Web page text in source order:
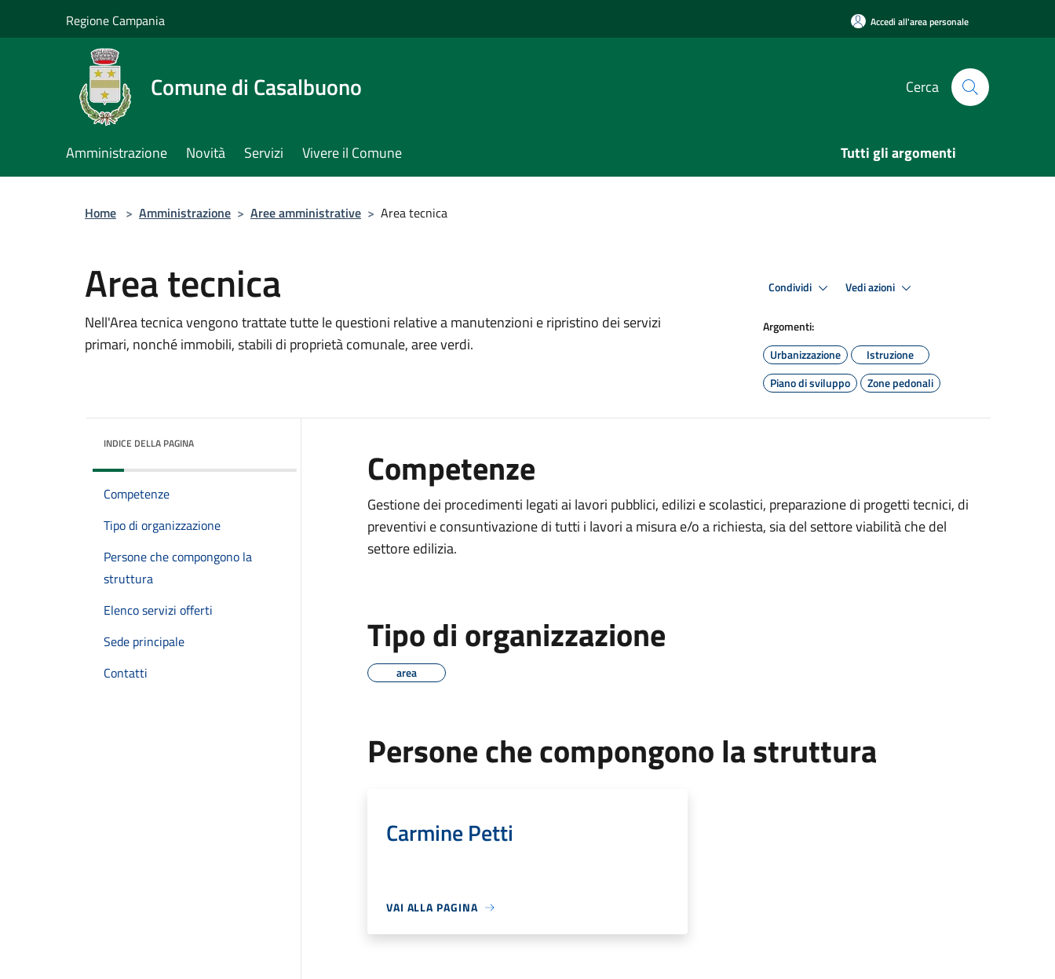
Regione Campania Accedi all'area personale
Comune di Casalbuono Cerca
Amministrazione Novità Servizi Vivere il Comune Tutti gli argomenti
Home > Amministrazione > Aree amministrative > Area tecnica
Area tecnica
Nell'Area tecnica vengono trattate tutte le questioni relative a manutenzioni e ripristino dei servizi
primari, nonché immobili, stabili di proprietà comunale, aree verdi.
Condividi Vedi azioni
Argomenti:
Urbanizzazione
Istruzione
Piano di sviluppo
Zone pedonali
INDICE DELLA PAGINA
Competenze
Tipo di organizzazione
Persone che compongono la
struttura
Elenco servizi offerti
Sede principale
Contatti
Competenze
Gestione dei procedimenti legati ai lavori pubblici, edilizi e scolastici, preparazione di progetti tecnici, di
preventivi e consuntivazione di tutti i lavori a misura e/o a richiesta, sia del settore viabilità che del
settore edilizia.
Tipo di organizzazione
area
Persone che compongono la struttura
Carmine Petti
VAI ALLA PAGINA